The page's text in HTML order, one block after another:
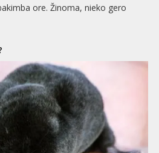
ore. Žinoma, nieko gero